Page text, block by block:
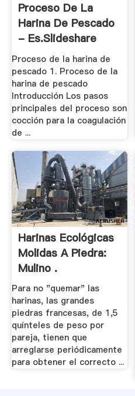
Proceso De La
Harina De Pescado
- Es.slideshare
Proceso de la harina de
pescado 1. Proceso de la
harina de pescado
Introducción Los pasos
principales del proceso son
cocción para la coagulación
de ...
Harinas Ecológicas
Molidas A Piedra:
Mulino .
Para no "quemar" las
harinas, las grandes
piedras francesas, de 1,5
quínteles de peso por
pareja, tienen que
arreglarse periódicamente
para obtener el correcto ...